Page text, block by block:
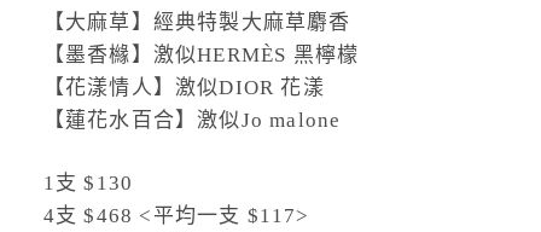
【大麻草】經典特製大麻草麝香
【墨香櫞】激似HERMÈS 黑檸檬
【花漾情人】激似DIOR 花漾
【蓮花水百合】激似Jo malone
1支 $130
4支 $468 <平均一支 $117>